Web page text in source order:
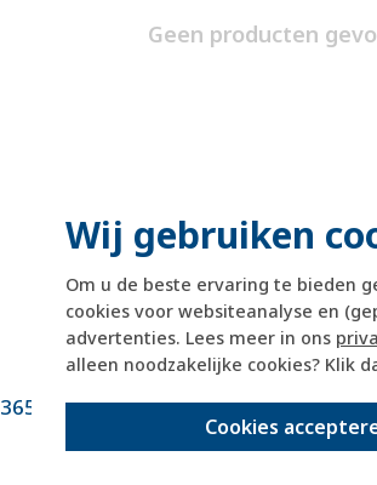
Wij gebruiken
Om u de beste ervaring te bieden
cookies voor websiteanalyse en
advertenties. Lees meer in ons
alleen noodzakelijke cookies? Klik
Cookies
Geen producten
365 dagen retourrecht